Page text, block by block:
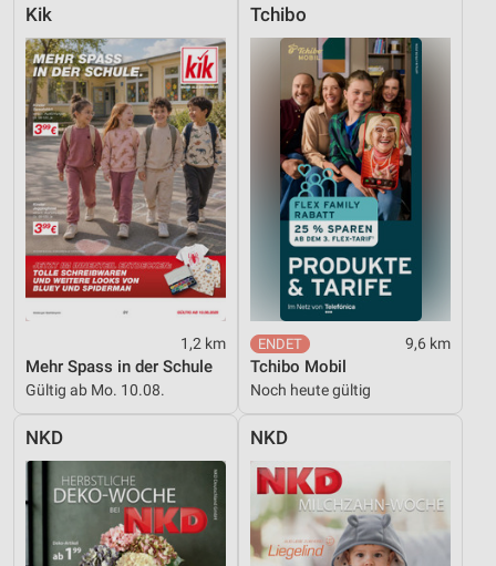
Kik
1,2 km
Mehr Spass in der Schule
Gültig ab Mo. 10.08.
Tchibo
9,6 km
Tchibo Mobil
Noch heute gültig
NKD NKD
auf einem Endgerät
Verwendung reduzierter Daten zur Auswahl von
Werbeanzeigen
Erstellung von Profilen für personalisierte
Werbung
Verwendung von Profilen zur Auswahl
personalisierter Werbung
Erstellung von Profilen zur Personalisierung
von Inhalten
Verwendung von Profilen zur Auswahl
personalisierter Inhalte
Messung der Werbeleistung
Analyse von Zielgruppen durch Statistiken oder
Kombinationen von Daten aus verschiedenen
Quellen
Entwicklung und Verbesserung der Angebote